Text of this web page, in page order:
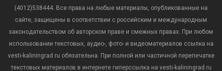
(4012)538444. Все права на любые материалы, опубликованные на
сайте, защищены в соответствии с российским и международным
законодательством об авторском праве и смежных правах. При любом
использовании текстовых, аудио-, фото- и видеоматериалов ссылка на
vesti-kaliningrad.ru обязательна. При полной или частичной перепечатке
текстовых материалов в интернете гиперссылка на vesti-kaliningrad.ru